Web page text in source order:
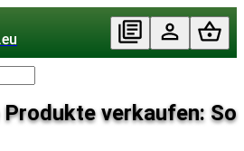
.eu
verkaufen: So